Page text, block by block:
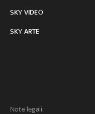
SKY VIDEO
SKY ARTE
Note legali: